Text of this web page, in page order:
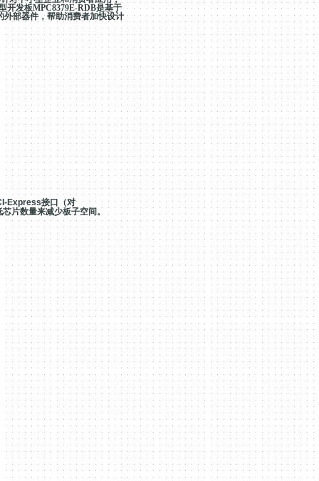
开发板MPC8379E-RDB是基于
外部器件，帮助消费者加快设计
Express接口（对
片数量来减少板子空间。